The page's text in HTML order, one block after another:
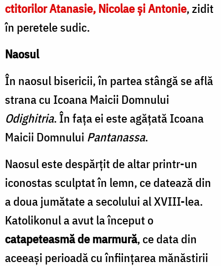
ctitorilor Atanasie, Nicolae şi Antonie, zidit
în peretele sudic.
Naosul
În naosul bisericii, în partea stângă se află
strana cu Icoana Maicii Domnului
Odighitria. În faţa ei este agăţată Icoana
Maicii Domnului Pantanassa.
Naosul este despărţit de altar printr-un
iconostas sculptat în lemn, ce datează din
a doua jumătate a secolului al XVIII-lea.
Katolikonul a avut la început o
catapeteasmă de marmură, ce data din
aceeaşi perioadă cu înfiinţarea mănăstirii